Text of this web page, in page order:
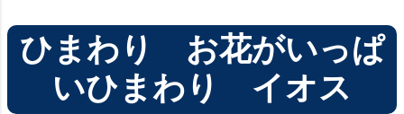
ひまわり お花がいっぱ
いひまわり イオス